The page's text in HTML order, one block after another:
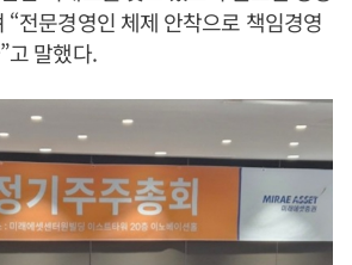
“전문경영인 체제 안착으로 책임경영
고 말했다.